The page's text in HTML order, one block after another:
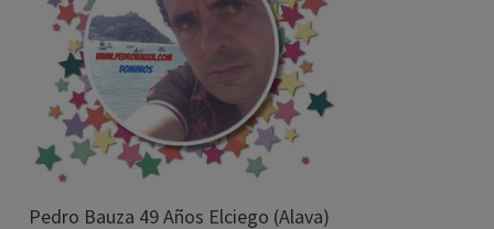
Pedro Bauza 49 Años Elciego (Alava)